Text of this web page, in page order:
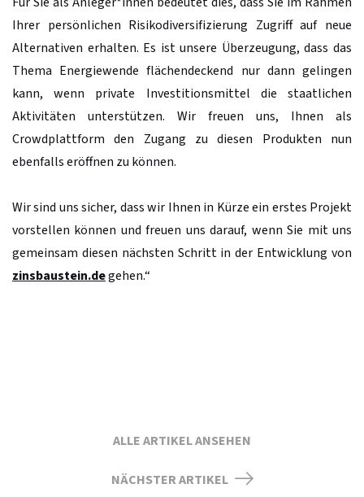
Ihrer persönlichen Risikodiversifizierung Zugriff auf neue
Alternativen erhalten. Es ist unsere Überzeugung, dass das
Thema Energiewende flächendeckend nur dann gelingen
kann, wenn private Investitionsmittel die staatlichen
Aktivitäten unterstützen. Wir freuen uns, Ihnen als
Crowdplattform den Zugang zu diesen Produkten nun
ebenfalls eröffnen zu können.
Wir sind uns sicher, dass wir Ihnen in Kürze ein erstes Projekt
vorstellen können und freuen uns darauf, wenn Sie mit uns
gemeinsam diesen nächsten Schritt in der Entwicklung von
zinsbaustein.degehen.“
ALLE ARTIKEL ANSEHEN
NÄCHSTER ARTIKEL